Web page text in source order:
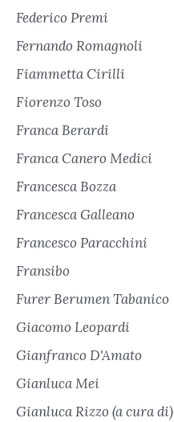
Federico Premi
Fernando Romagnoli
Fiammetta Cirilli
Fiorenzo Toso
Franca Berardi
Franca Canero Medici
Francesca Bozza
Francesca Galleano
Francesco Paracchini
Fransibo
Furer Berumen Tabanico
Giacomo Leopardi
Gianfranco D'Amato
Gianluca Mei
Gianluca Rizzo (a cura di)